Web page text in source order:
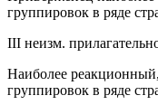
группировок в ряде
III неизм.
Наиболее
группировок в ряде